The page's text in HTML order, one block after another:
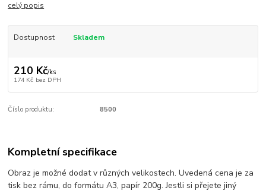
celý popis
Dostupnost Skladem
210 Kč/ks
174 Kč bez DPH
Číslo produktu: 8500
Kompletní specifikace
Obraz je možné dodat v různých velikostech. Uvedená cena je za
tisk bez rámu, do formátu A3, papír 200g. Jestli si přejete jiný